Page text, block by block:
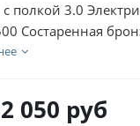
с полкой 3.0
Состаренная
050 руб